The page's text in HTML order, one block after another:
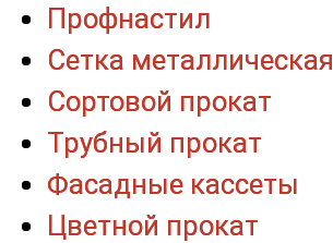
Профнастил
Сетка металлическая
Сортовой прокат
Трубный прокат
Фасадные кассеты
Цветной прокат
Профнастил
Сетка металлическая
Сортовой прокат
Трубный прокат
Фасадные кассеты
Цветной прокат